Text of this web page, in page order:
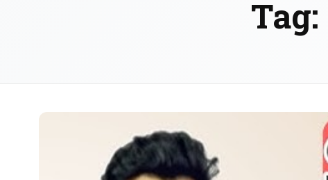
Tag: